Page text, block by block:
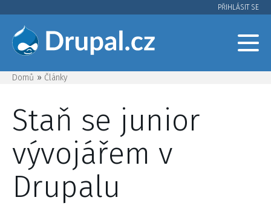
hlavnímu
obsahu
account
menu
PŘIHLÁSIT SE
navigace
Domů Články
Staň se junior
vývojářem v
Drupalu